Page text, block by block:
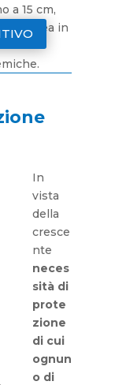
a 15 cm,
corporea in
In
vista
della
cresce
nte
neces
sità di
prote
zione
di cui
ognun
o di